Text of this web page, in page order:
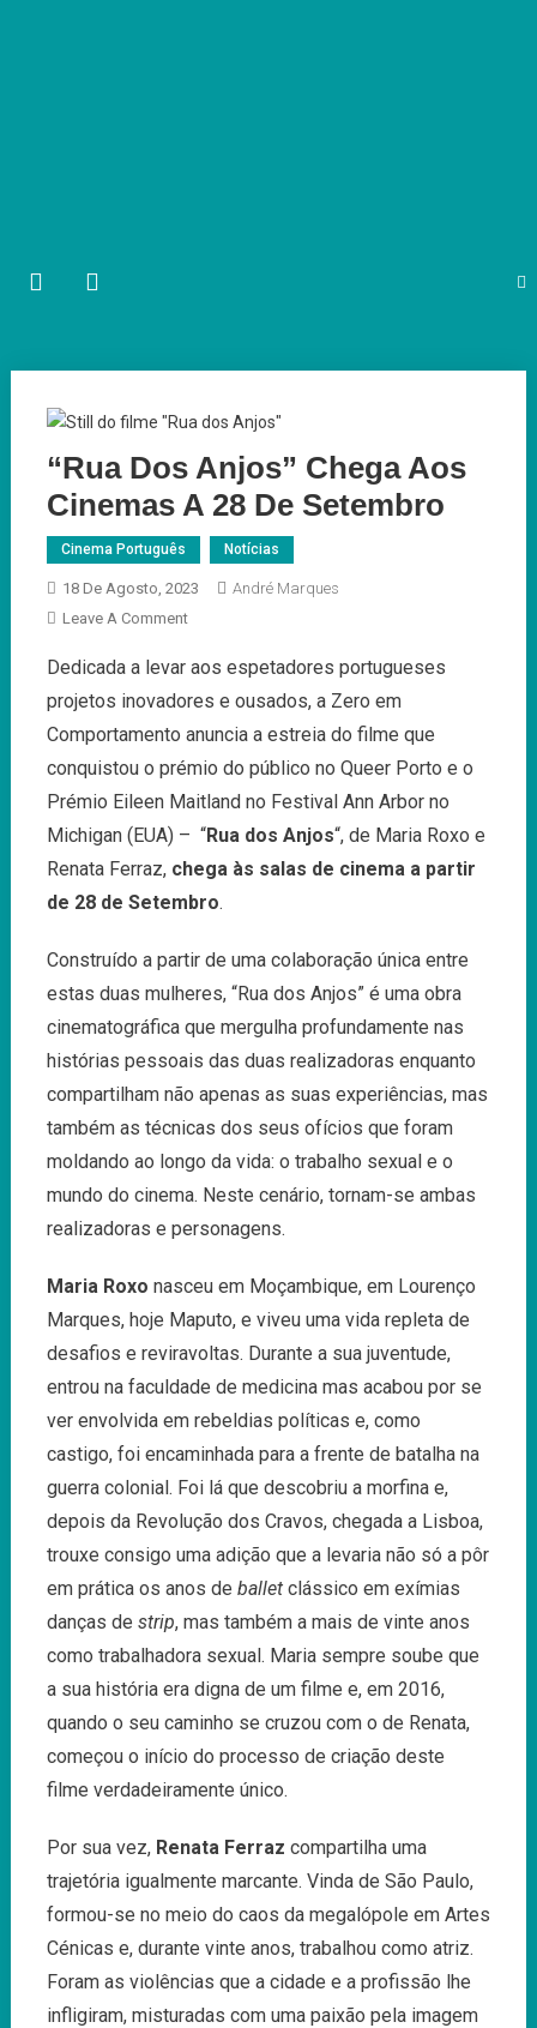
“Rua Dos Anjos” Chega Aos
Cinemas A 28 De Setembro
Cinema Português Notícias
18 De Agosto, 2023
André Marques
Leave A CommentOn
Dos
Anjos”
Chega
A
28
De
Setembro
Dedicada a levar aos espetadores portugueses
projetos inovadores e ousados, a Zero em
Comportamento anuncia a estreia do filme que
conquistou o prémio do público no Queer Porto e o
Prémio Eileen Maitland no Festival Ann Arbor no
Michigan (EUA) – “Rua dos Anjos“, de Maria Roxo e
Renata Ferraz, chega às salas de cinema a partir
de 28 de Setembro.
Construído a partir de uma colaboração única entre
estas duas mulheres, “Rua dos Anjos” é uma obra
cinematográfica que mergulha profundamente nas
histórias pessoais das duas realizadoras enquanto
compartilham não apenas as suas experiências, mas
também as técnicas dos seus ofícios que foram
moldando ao longo da vida: o trabalho sexual e o
mundo do cinema. Neste cenário, tornam-se ambas
realizadoras e personagens.
Maria Roxo nasceu em Moçambique, em Lourenço
Marques, hoje Maputo, e viveu uma vida repleta de
desafios e reviravoltas. Durante a sua juventude,
entrou na faculdade de medicina mas acabou por se
ver envolvida em rebeldias políticas e, como
castigo, foi encaminhada para a frente de batalha na
guerra colonial. Foi lá que descobriu a morfina e,
depois da Revolução dos Cravos, chegada a Lisboa,
trouxe consigo uma adição que a levaria não só a pôr
em prática os anos de balletclássico em exímias
danças de strip, mas também a mais de vinte anos
como trabalhadora sexual. Maria sempre soube que
a sua história era digna de um filme e, em 2016,
quando o seu caminho se cruzou com o de Renata,
começou o início do processo de criação deste
filme verdadeiramente único.
Por sua vez, Renata Ferraz compartilha uma
trajetória igualmente marcante. Vinda de São Paulo,
formou-se no meio do caos da megalópole em Artes
Cénicas e, durante vinte anos, trabalhou como atriz.
Foram as violências que a cidade e a profissão lhe
infligiram, misturadas com uma paixão pela imagem